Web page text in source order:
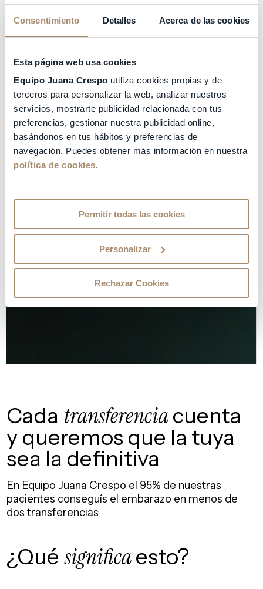
Consentimiento Detalles Acerca de las cookies
Esta página web usa cookies
Equipo Juana Crespo utiliza cookies propias y de
terceros para personalizar la web, analizar nuestros
servicios, mostrarte publicidad relacionada con tus
preferencias, gestionar nuestra publicidad online,
basándonos en tus hábitos y preferencias de
navegación. Puedes obtener más información en nuestra
política de cookies.
Permitir todas las cookies
Personalizar
Rechazar Cookies
Cada transferenciacuenta
y queremos que la tuya
sea la definitiva
En Equipo Juana Crespo el 95% de nuestras
pacientes conseguís el embarazo en menos de
dos transferencias
¿Qué significaesto?